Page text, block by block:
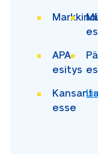
APA-
esitys
esse